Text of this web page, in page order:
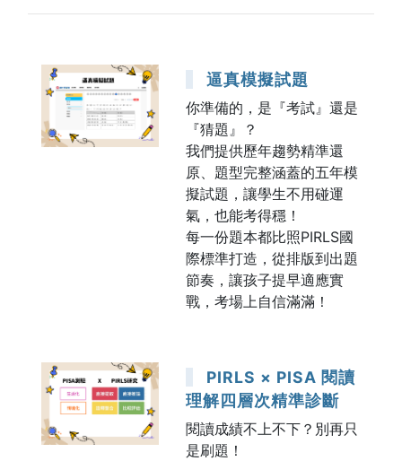
逼真模擬試題
你準備的，是『考試』還是
『猜題』？
我們提供歷年趨勢精準還
原、題型完整涵蓋的五年模
擬試題，讓學生不用碰運
氣，也能考得穩！
每一份題本都比照PIRLS國
際標準打造，從排版到出題
節奏，讓孩子提早適應實
戰，考場上自信滿滿！
PIRLS × PISA 閱讀
理解四層次精準診斷
閱讀成績不上不下？別再只
是刷題！